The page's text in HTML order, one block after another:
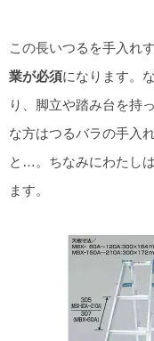
この長いつるを手入れ
業が必須になります。
り、脚立や踏み台を持
な方はつるバラの手入
と…。ちなみにわたし
ます。